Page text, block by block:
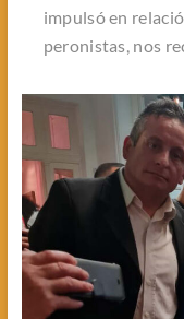
impulsó en
peronistas, nos